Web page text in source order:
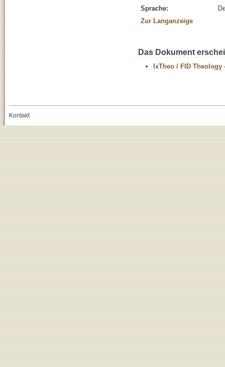
Sprache:
Zur Langanzeige
Das Dokument
IxTheo / FID Theology
Kontakt